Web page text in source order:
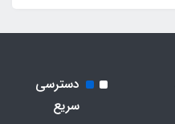
دسترسی
سریع